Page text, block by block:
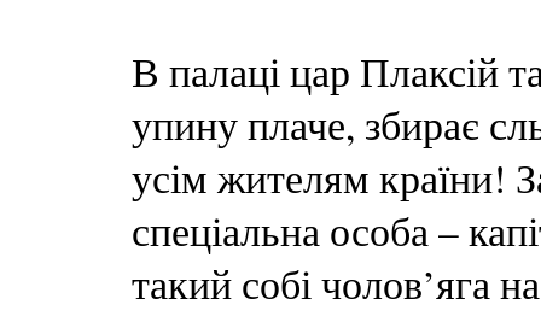
В палаці цар Плаксій
упину плаче, збирає
усім жителям країни!
спеціальна особа –
такий собі чолов’яга